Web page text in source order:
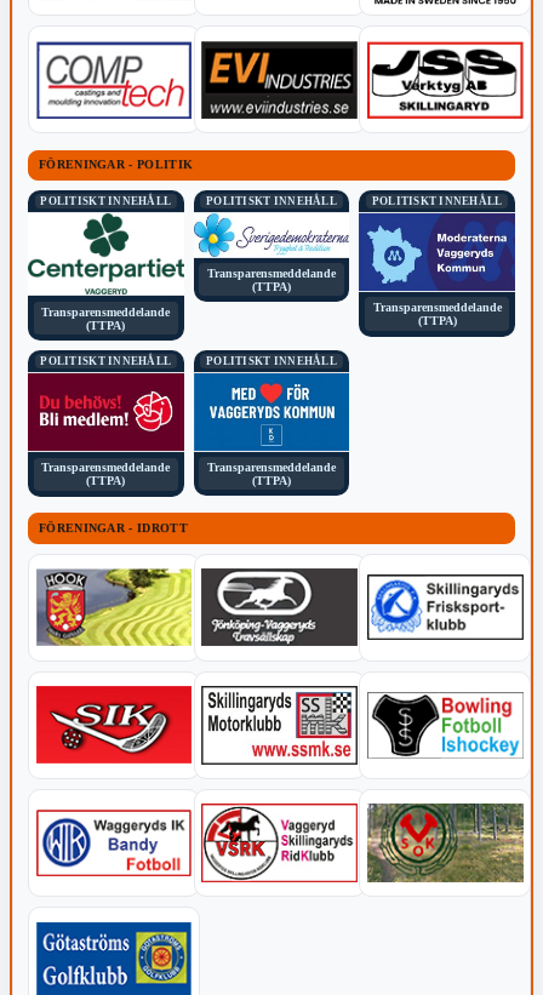
FÖRENINGAR - POLITIK
POLITISKT INNEHÅLL
Transparensmeddelande
(TTPA)
POLITISKT INNEHÅLL
Transparensmeddelande
(TTPA)
POLITISKT INNEHÅLL
Transparensmeddelande
(TTPA)
POLITISKT INNEHÅLL
Transparensmeddelande
(TTPA)
POLITISKT INNEHÅLL
Transparensmeddelande
(TTPA)
FÖRENINGAR - IDROTT